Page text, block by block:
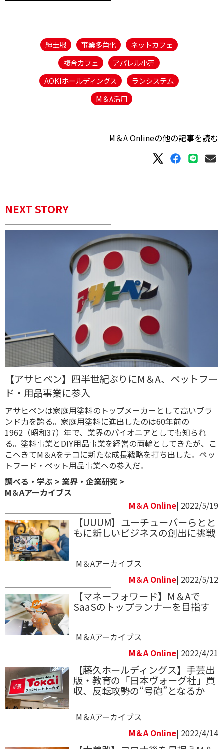
紳士服 事業多角化
ネットカフェ
複合カフェ
アパレル小売
AOKIホールディングス
ランシステム
M＆A活用
M＆A Onlineの他の記事を読む
NEXT STORY
【アサヒペン】四半世紀ぶりにM＆A、ペットフー
ド・用品事業に参入
アサヒペンは家庭用塗料のトップメーカーとして高いブラ
ンド力を誇る。家庭用塗料に進出したのは60年前の
1962（昭和37）年で、業界のパイオニアとしても知られ
る。塗料事業とDIY用品事業を経営の両輪としてきたが、こ
こへきてM＆Aをテコに新たな成長戦略を打ち出した。ペッ
トフード・ペット用品事業への参入だ。
調べる・学ぶ > 業界・企業研究 >
M＆Aアーカイブス
M＆A Online| 2022/5/19
【UUUM】ユーチューバーらとと
もに新しいビジネスの創出に挑戦
M＆Aアーカイブス
M＆A Online| 2022/5/12
【マネーフォワード】M＆Aで
SaaSのトップランナーを目指す
M＆Aアーカイブス
M＆A Online| 2022/4/21
【藤久ホールディングス】手芸出
版・教育の「日本ヴォーグ社」買
収、反転攻勢の“号砲”となるか
M＆Aアーカイブス
M＆A Online| 2022/4/14